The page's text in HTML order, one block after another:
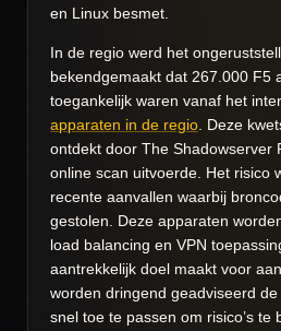
en Linux besmet.
In de regio werd het
bekendgemaakt dat 267.000 F5
toegankelijk waren vanaf het
apparaten in de regio. Deze
ontdekt door The Shadowserver
online scan uitvoerde. Het risico
recente aanvallen waarbij
gestolen. Deze apparaten
load balancing en VPN
aantrekkelijk doel maakt voor
worden dringend geadviseerd
snel toe te passen om risico’s te